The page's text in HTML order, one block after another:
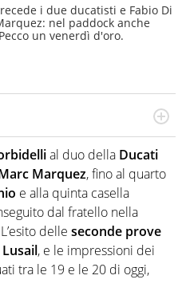
i due ducatisti e Fabio Di
nel paddock anche
un venerdì d'oro.
radiofonico, per Virgilio
uno sguardo attento e
di Serie B e Serie C
al duo della Ducati
Marquez, fino al quarto
e alla quinta casella
dal fratello nella
delle seconde prove
Lusail, e le impressioni dei
tra le 19 e le 20 di oggi,